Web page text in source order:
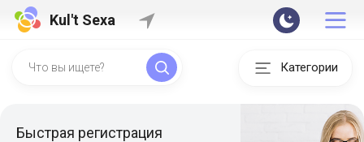
Kul't Sexa
Категории
Быстрая регистрация